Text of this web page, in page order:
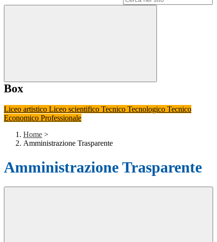
Box
Liceo artistico Liceo scientifico Tecnico Tecnologico Tecnico
Economico Professionale
Home >
Amministrazione Trasparente
Amministrazione Trasparente